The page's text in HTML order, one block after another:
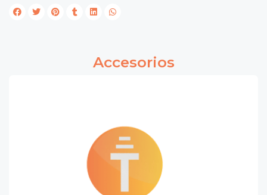
Accesorios